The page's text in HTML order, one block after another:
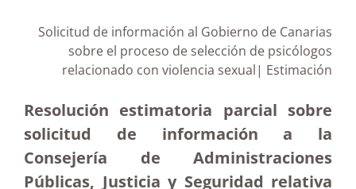
Solicitud de información al Gobierno de Canarias
sobre el proceso de selección de psicólogos
relacionado con violencia sexual| Estimación
Resolución estimatoria parcial sobre
solicitud de información a la
Consejería de Administraciones
Públicas, Justicia y Seguridad relativa